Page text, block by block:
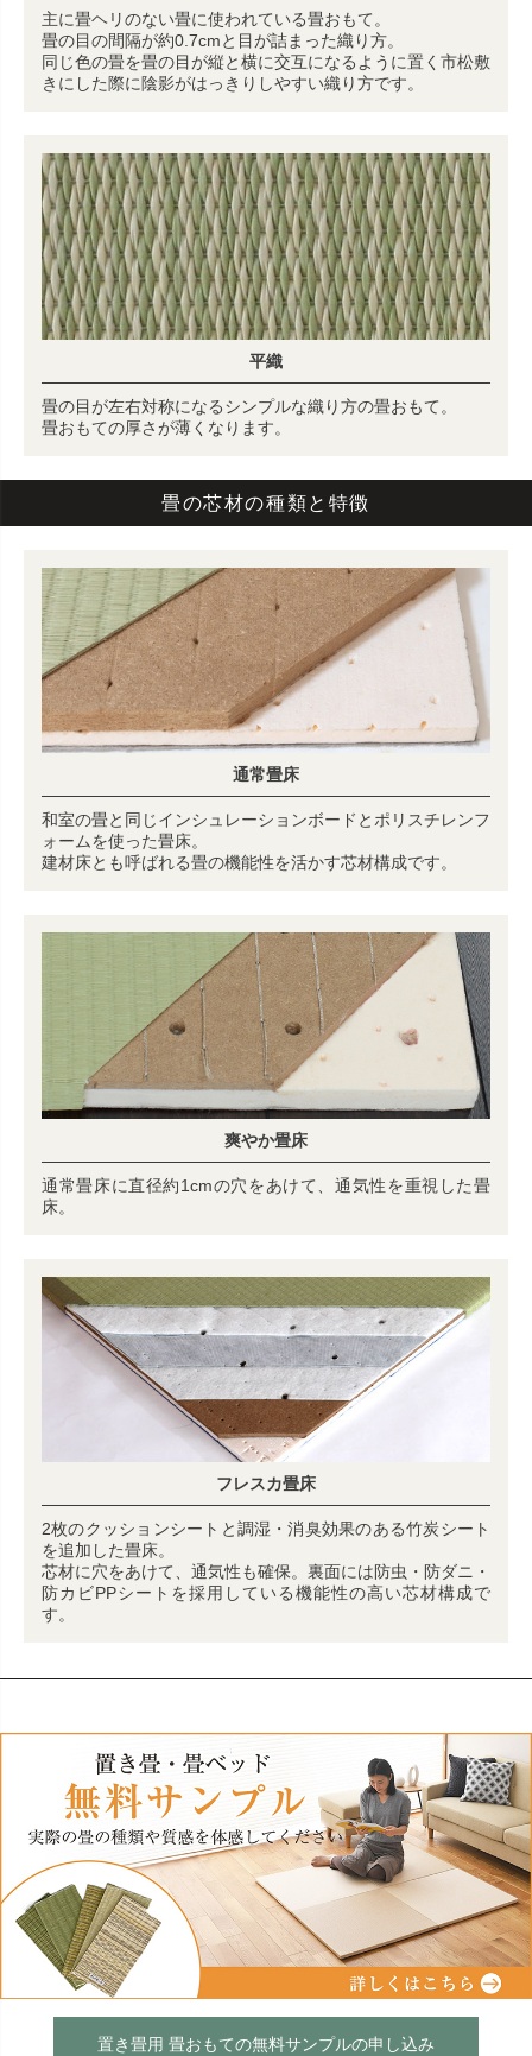
主に畳ヘリのない畳に使われている畳おもて。
畳の目の間隔が約0.7cmと目が詰まった織り方。
同じ色の畳を畳の目が縦と横に交互になるように置く市松敷
きにした際に陰影がはっきりしやすい織り方です。
平織
畳の目が左右対称になるシンプルな織り方の畳おもて。
畳おもての厚さが薄くなります。
畳の芯材の種類と特徴
通常畳床
和室の畳と同じインシュレーションボードとポリスチレンフ
ォームを使った畳床。
建材床とも呼ばれる畳の機能性を活かす芯材構成です。
爽やか畳床
通常畳床に直径約1cmの穴をあけて、通気性を重視した畳
床。
フレスカ畳床
2枚のクッションシートと調湿・消臭効果のある竹炭シート
を追加した畳床。
芯材に穴をあけて、通気性も確保。裏面には防虫・防ダニ・
防カビPPシートを採用している機能性の高い芯材構成で
す。
置き畳用 畳おもての無料サンプルの申し込み